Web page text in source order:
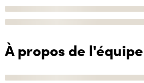
À propos de